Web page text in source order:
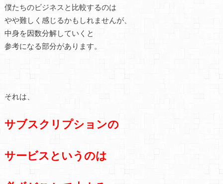
僕たちのビジネスと比較するのは
やや難しく感じるかもしれませんが、
中身を因数分解していくと
参考になる部分があります。
それは、
サブスクリプションの
サービスというのは